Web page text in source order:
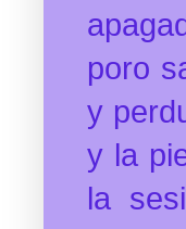
poro
y
y la
la